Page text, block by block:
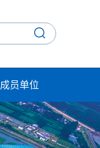
成员单位